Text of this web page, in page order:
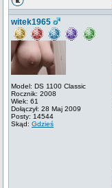
witek1965
Model: DS 1100 Classic
Rocznik: 2008
Wiek: 61
Dołączył: 28 Maj 2009
Posty: 14544
Skąd: Gdzieś